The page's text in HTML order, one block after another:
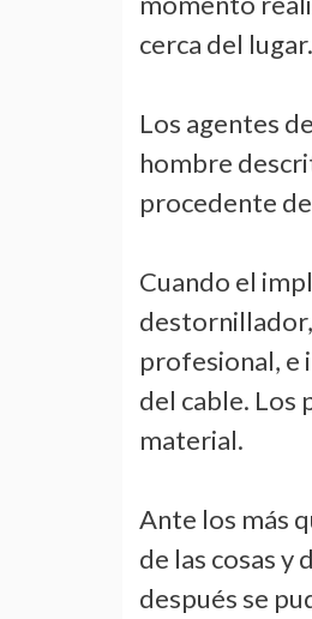
cerca del lugar.
Los agentes
hombre
procedente
Cuando el
destornillador,
profesional, e
del cable. Los
material.
Ante los más
de las cosas y
después se